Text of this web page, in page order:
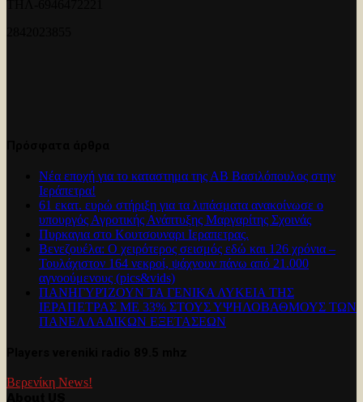
Νέα εποχή για το καταστημα της ΑΒ Βασιλόπουλος στην
Ιεράπετρα!
61 εκατ. ευρώ στήριξη για τα λιπάσματα ανακοίνωσε ο
υπουργός Αγροτικής Ανάπτυξης Μαργαρίτης Σχοινάς
Πυρκαγια στο Κουτσουναρι Ιεραπετρας.
Βενεζουέλα: Ο χειρότερος σεισμός εδώ και 126 χρόνια –
Τουλάχιστον 164 νεκροί, ψάχνουν πάνω από 21.000
αγνοούμενους (pics&vids)
ΠΑΝΗΓΥΡΊΖΟΥΝ ΤΑ ΓΕΝΙΚΑ ΛΥΚΕΙΑ ΤΗΣ
ΙΕΡΑΠΕΤΡΑΣ ΜΕ 33% ΣΤΟΥΣ ΥΨΗΛΟΒΑΘΜΟΥΣ ΤΩΝ
ΠΑΝΕΛΛΑΔΙΚΩΝ ΕΞΕΤΑΣΕΩΝ
Βερενίκη News!